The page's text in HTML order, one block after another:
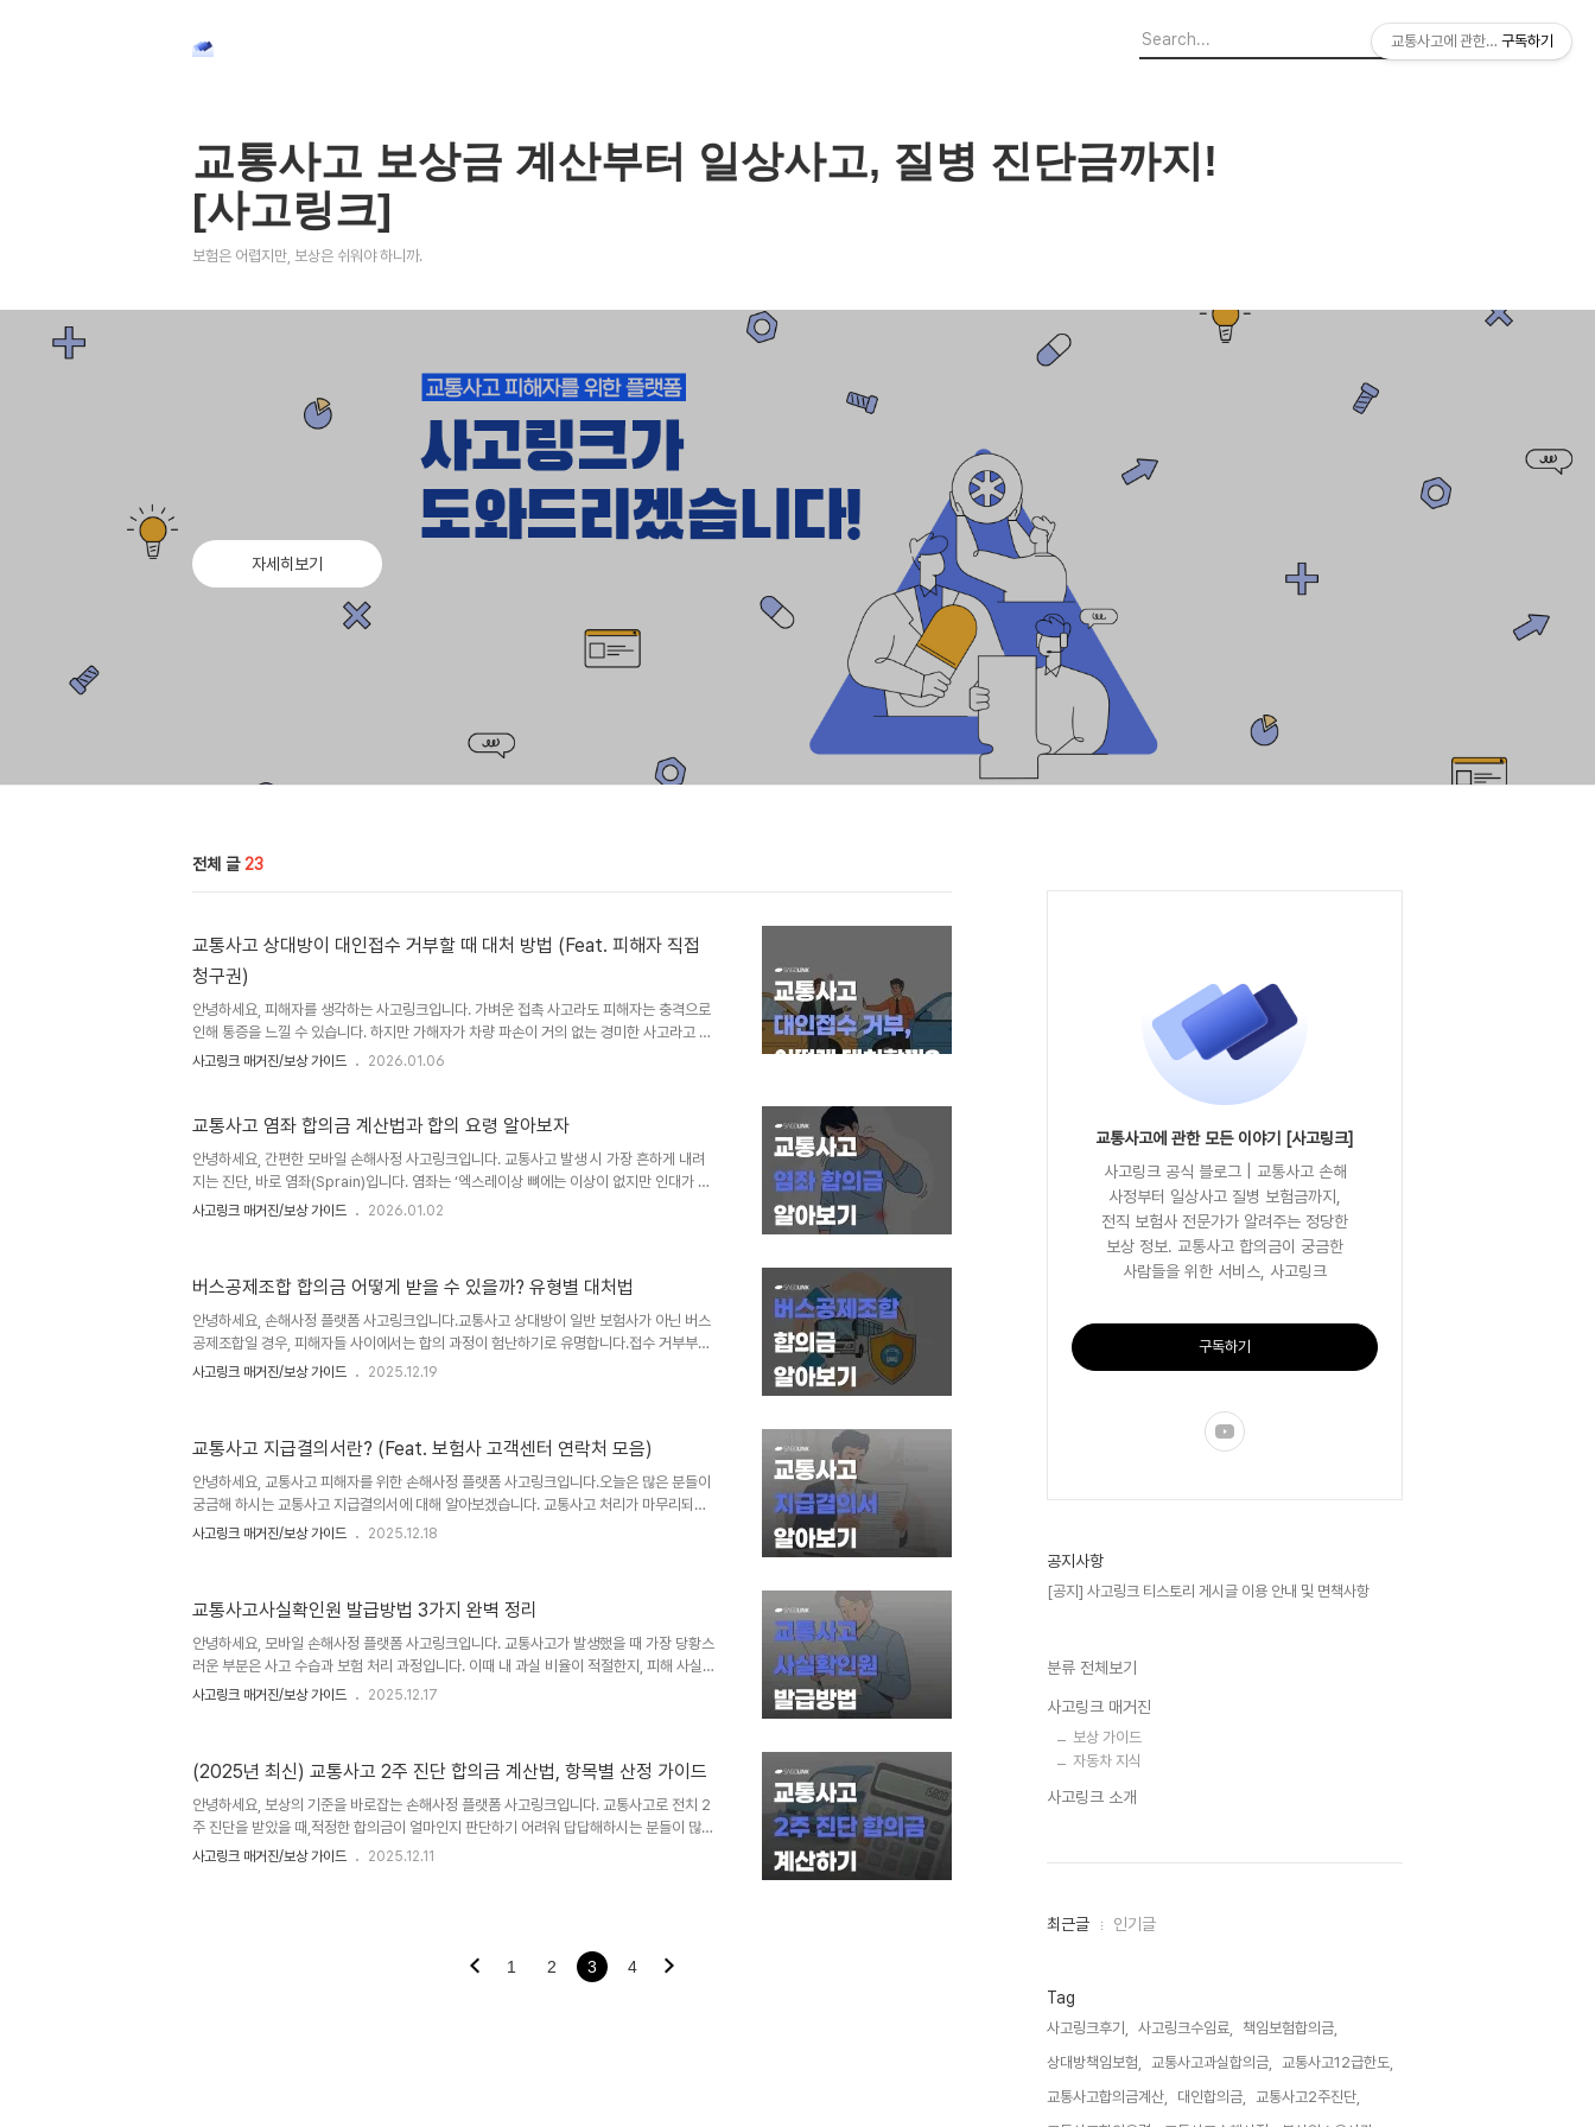
교통사고 보상금 계산부터 일상사고, 질병 진단금까지!
[사고링크]
보험은 어렵지만, 보상은 쉬워야 하니까.
자세히보기
전체 글 23
교통사고 상대방이 대인접수 거부할 때 대처 방법 (Feat. 피해자 직접
청구권)
안녕하세요, 피해자를 생각하는 사고링크입니다. 가벼운 접촉 사고라도 피해자는 충격으로
인해 통증을 느낄 수 있습니다. 하지만 가해자가 차량 파손이 거의 없는 경미한 사고라고 주
장하며, 대인접수(보험 접수)를 거부하는 경우가 종종 발생합니다.치료는 받아야 하는데 상
방법을 완벽하게 정리해 드립니다. 1. 대인접수 거부, 왜 발생할까? 대인접수 거부 사태는
단하거나, 보험료 할증을 우려해 대인 접수를 꺼리게 됩니다. 심한 경우 ‘나이롱 환자’라고 ..
사고링크 매거진/보상 가이드 2026.01.06
교통사고 염좌 합의금 계산법과 합의 요령 알아보자
안녕하세요, 간편한 모바일 손해사정 사고링크입니다. 교통사고 발생 시 가장 흔하게 내려
지는 진단, 바로 염좌(Sprain)입니다. 염좌는 ‘엑스레이상 뼈에는 이상이 없지만 인대가 늘
어나 통증이 있는 상태’로, 보통 전치 2주의 진단이 나옵니다.겉으로 보이는 큰 외상이 없다
합리적인 보상을 받기 위한 실전 전략을 분석해 드리겠습니다. 1. 교통사고 염좌 진단의 특
징 염좌는 상해 급수 12~14급에 해당하는 경상입니다. 사고 직후에는 괜찮..
사고링크 매거진/보상 가이드 2026.01.02
버스공제조합 합의금 어떻게 받을 수 있을까? 유형별 대처법
안녕하세요, 손해사정 플랫폼 사고링크입니다.교통사고 상대방이 일반 보험사가 아닌 버스
공제조합일 경우, 피해자들 사이에서는 합의 과정이 험난하기로 유명합니다.접수 거부부터
터무니없이 낮은 합의금 제시까지, 일반적인 보험사와는 전혀 다른 양상을 보이기 때문입니
먼저 그들의 구조적 차이를 이해해야 합니다. 🚍 조합원 이익 중심의 운영'버스공제조합'은
버스 운송사업자들이 공동으로 설립한 단체입니다.태생적으로 피해자 구제보다는 조합원
(버스 회사와 기사)..
사고링크 매거진/보상 가이드 2025.12.19
교통사고 지급결의서란? (Feat. 보험사 고객센터 연락처 모음)
안녕하세요, 교통사고 피해자를 위한 손해사정 플랫폼 사고링크입니다.오늘은 많은 분들이
궁금해 하시는 교통사고 지급결의서에 대해 알아보겠습니다. 교통사고 처리가 마무리되고
합의금까지 받았다면 절차가 다 끝났다고 생각하기 쉽습니다.하지만 진짜 중요한 단계는 이
는지 상세하게 정리해 드리겠습니다. 교통사고 지급결의서란?교통사고 지급결의서란, 쉽게
말해 교통사고 처리를 담당한 보험사가 "피해자에게 얼마의 보험금을, 어떤 명목으로 지급
했다"라는 내용을 공식..
사고링크 매거진/보상 가이드 2025.12.18
교통사고사실확인원 발급방법 3가지 완벽 정리
안녕하세요, 모바일 손해사정 플랫폼 사고링크입니다. 교통사고가 발생했을 때 가장 당황스
러운 부분은 사고 수습과 보험 처리 과정입니다. 이때 내 과실 비율이 적절한지, 피해 사실
이 제대로 입증되었는지 확인하기 위해 반드시 챙겨야 할 서류가 하나 있습니다.바로 '교통
지 상세하게 정리해 드립니다. 교통사고사실확인원이란? 흔히 '교사원'이라 불리는 이 문서
는, 관할 경찰서에 신고된 교통사고에 대해 경찰이 수사를 마치고 그 결과를 공적으로 증명
해 주는 서류입..
사고링크 매거진/보상 가이드 2025.12.17
(2025년 최신) 교통사고 2주 진단 합의금 계산법, 항목별 산정 가이드
안녕하세요, 보상의 기준을 바로잡는 손해사정 플랫폼 사고링크입니다. 교통사고로 전치 2
주 진단을 받았을 때,적정한 합의금이 얼마인지 판단하기 어려워 답답해하시는 분들이 많습
니다. 오늘은 2025년 도시일용노임 단가를 기준으로 위자료, 휴업손해,그리고 가장 중요
제 사고 사례(전치 2주)를 바탕으로 위자료, 휴업손해,그리고 가장 중요한 변수인 '향후치
사고링크 매거진/보상 가이드 2025.12.11
1 2 3 4
교통사고에 관한 모든 이야기 [사고링크]
사고링크 공식 블로그 | 교통사고 손해
사정부터 일상사고 질병 보험금까지,
전직 보험사 전문가가 알려주는 정당한
보상 정보. 교통사고 합의금이 궁금한
사람들을 위한 서비스, 사고링크
구독하기
공지사항
[공지] 사고링크 티스토리 게시글 이용 안내 및 면책사항
분류 전체보기
사고링크 매거진
보상 가이드
자동차 지식
사고링크 소개
최
인
글
최근글 인기글
Tag
사고링크후기, 사고링크수임료,
책임보험합의금,
상대방책임보험,
교통사고과실합의금,
교통사고12급한도,
교통사고합의금계산,
대인합의금,
교통사고2주진단,
교통사고에 관한 모든 이야기 [사
구독하기